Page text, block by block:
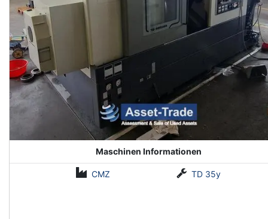
Maschinen Informationen
CMZ TD 35y